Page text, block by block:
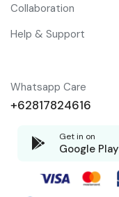
Collaboration
Help & Support
Whatsapp Care
+62817824616
Get in on
Google Play